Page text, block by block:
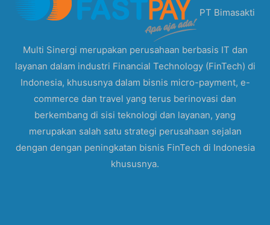
PT Bimasakti
Multi Sinergi merupakan perusahaan berbasis IT dan
layanan dalam industri Financial Technology (FinTech) di
Indonesia, khususnya dalam bisnis micro-payment, e-
commerce dan travel yang terus berinovasi dan
berkembang di sisi teknologi dan layanan, yang
merupakan salah satu strategi perusahaan sejalan
dengan dengan peningkatan bisnis FinTech di Indonesia
khususnya.